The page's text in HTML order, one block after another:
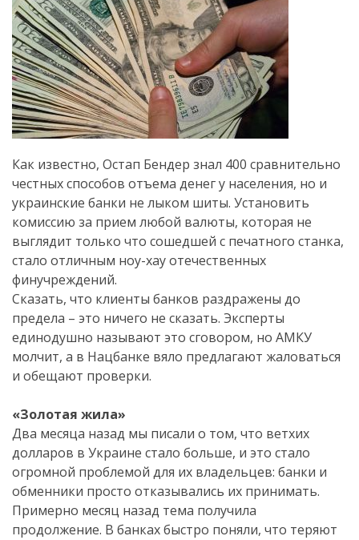
Как известно, Остап Бендер знал 400 сравнительно
честных способов отъема денег у населения, но и
украинские банки не лыком шиты. Установить
комиссию за прием любой валюты, которая не
выглядит только что сошедшей с печатного станка,
стало отличным ноу-хау отечественных
финучреждений.
Сказать, что клиенты банков раздражены до
предела – это ничего не сказать. Эксперты
единодушно называют это сговором, но АМКУ
молчит, а в Нацбанке вяло предлагают жаловаться
и обещают проверки.
«Золотая жила»
Два месяца назад мы писали о том, что ветхих
долларов в Украине стало больше, и это стало
огромной проблемой для их владельцев: банки и
обменники просто отказывались их принимать.
Примерно месяц назад тема получила
продолжение. В банках быстро поняли, что теряют